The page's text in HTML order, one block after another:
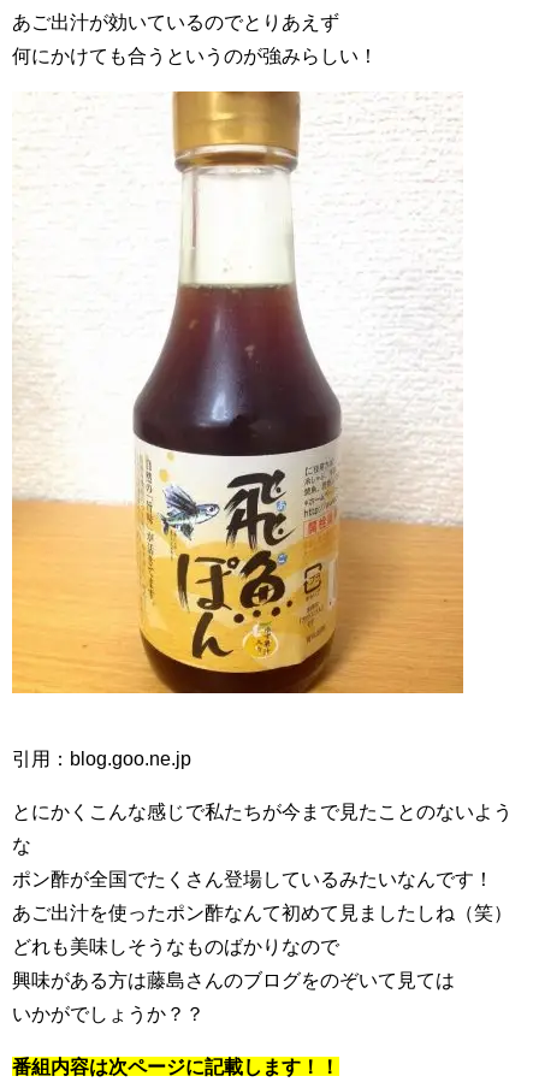
あご出汁が効いているのでとりあえず
何にかけても合うというのが強みらしい！
引用：blog.goo.ne.jp
とにかくこんな感じで私たちが今まで見たことのないよう
な
ポン酢が全国でたくさん登場しているみたいなんです！
あご出汁を使ったポン酢なんて初めて見ましたしね（笑）
どれも美味しそうなものばかりなので
興味がある方は藤島さんのブログをのぞいて見ては
いかがでしょうか？？
番組内容は次ページに記載します！！